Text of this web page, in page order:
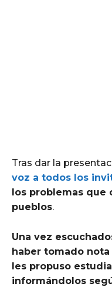
Tras dar la
voz a todos los
los problemas que
pueblos.
Una vez
haber tomado
les propuso
informándolos